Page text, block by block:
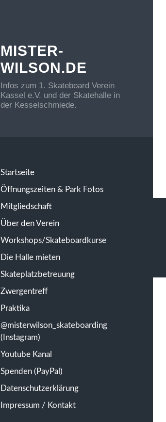
MISTER-
WILSON.DE
Infos zum 1. Skateboard Verein
Kassel e.V. und der Skatehalle in
der Kesselschmiede.
Startseite
Öffnungszeiten & Park Fotos
Mitgliedschaft
Über den Verein
Workshops/Skateboardkurse
Die Halle mieten
Skateplatzbetreuung
Zwergentreff
Praktika
@misterwilson_skateboarding
(Instagram)
Youtube Kanal
Spenden (PayPal)
Datenschutzerklärung
Impressum / Kontakt